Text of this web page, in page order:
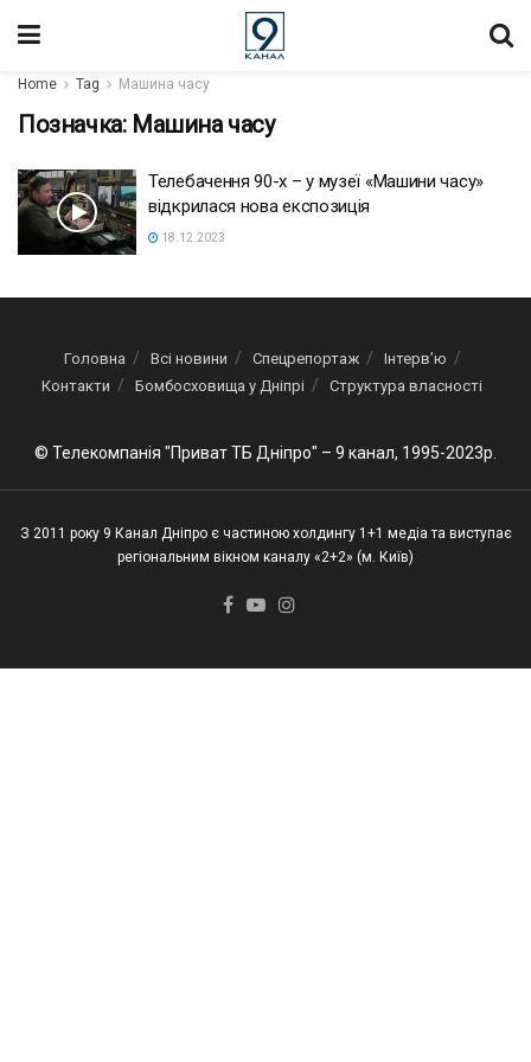
Home Tag Машина часу
Позначка: Машина часу
Телебачення 90-х – у музеї «Машини часу»
відкрилася нова експозиція
18.12.2023
Головна Всі новини Спецрепортаж
Інтерв’ю
Контакти
Бомбосховища у Дніпрі Структура власності
© Телекомпанія "Приват ТБ Дніпро" – 9 канал, 1995-2023р.
З 2011 року 9 Канал Дніпро є частиною холдингу 1+1 медіа та виступає
регіональним вікном каналу «2+2» (м. Київ)